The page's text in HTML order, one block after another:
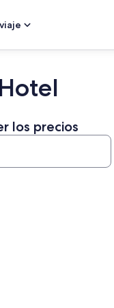
los precios